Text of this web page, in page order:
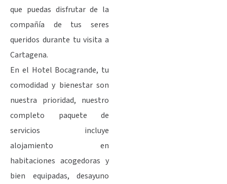
que puedas disfrutar de la
compañía de tus seres
queridos durante tu visita a
Cartagena.
En el Hotel Bocagrande, tu
comodidad y bienestar son
nuestra prioridad, nuestro
completo paquete de
servicios incluye
alojamiento en
habitaciones acogedoras y
bien equipadas, desayuno